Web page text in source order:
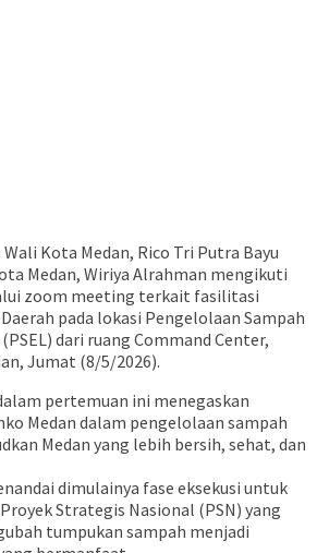
Wali Kota Medan, Rico Tri Putra Bayu
Medan, Wiriya Alrahman mengikuti
zoom meeting terkait fasilitasi
pada lokasi Pengelolaan Sampah
dari ruang Command Center,
Jumat (8/5/2026).
pertemuan ini menegaskan
Medan dalam pengelolaan sampah
Medan yang lebih bersih, sehat, dan
dimulainya fase eksekusi untuk
Strategis Nasional (PSN) yang
tumpukan sampah menjadi